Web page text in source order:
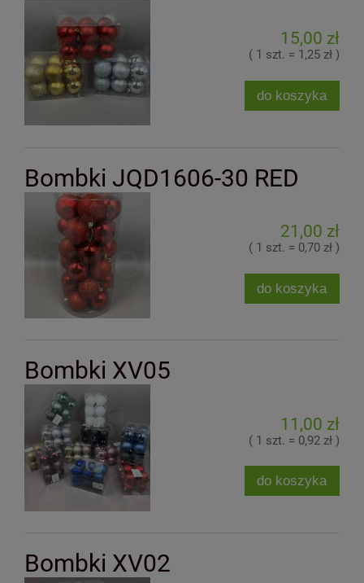
15,00 zł
( 1 szt. = 1,25 zł )
do koszyka
Bombki JQD1606-30 RED
21,00 zł
( 1 szt. = 0,70 zł )
do koszyka
Bombki XV05
11,00 zł
( 1 szt. = 0,92 zł )
do koszyka
Bombki XV02